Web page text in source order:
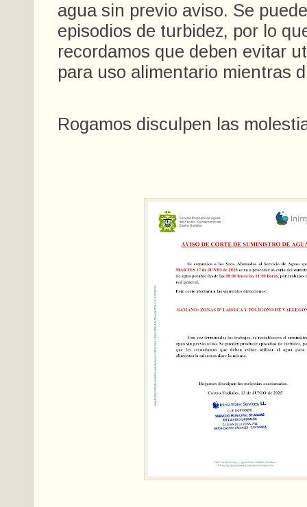
agua sin previo aviso. Se
episodios de turbidez, por lo
recordamos que deben evitar
para uso alimentario mientras
Rogamos disculpen las